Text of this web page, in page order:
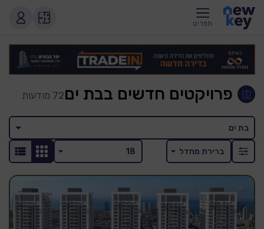
תפריט
פרויקטים חדשים בבת ים72 מודעות
בת ים